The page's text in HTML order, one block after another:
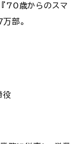
『70歳からのスマ
部。
役